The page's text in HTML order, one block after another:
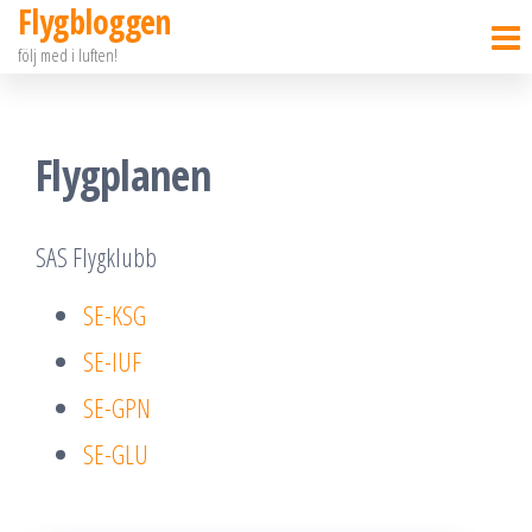
Hoppa
till
Flygbloggen
följ med i luften!
Flygplanen
SAS Flygklubb
SE-KSG
SE-IUF
SE-GPN
SE-GLU